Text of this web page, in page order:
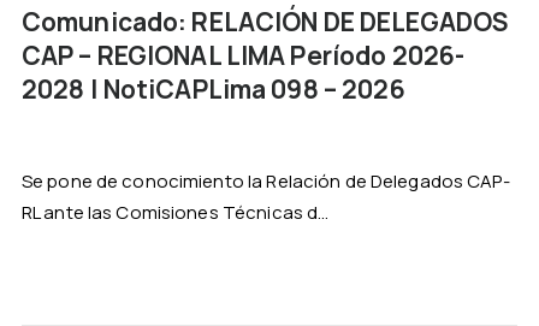
Comunicado: RELACIÓN DE DELEGADOS
CAP – REGIONAL LIMA Período 2026-
2028 | NotiCAPLima 098 – 2026
Se pone de conocimiento la Relación de Delegados CAP-
RL ante las Comisiones Técnicas d...